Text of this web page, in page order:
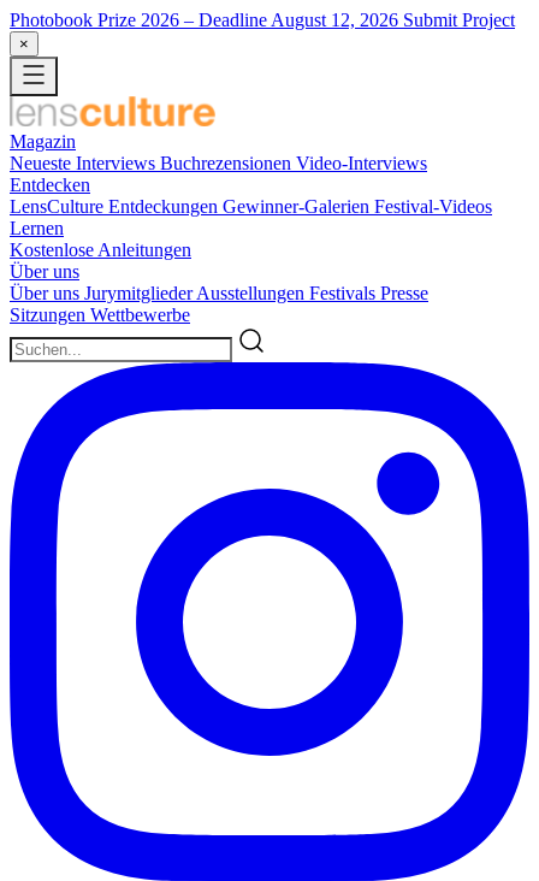
Photobook Prize 2026 – Deadline August 12, 2026 Submit Project
×
Magazin
Neueste Interviews Buchrezensionen Video-Interviews
Entdecken
LensCulture Entdeckungen Gewinner-Galerien Festival-Videos
Lernen
Kostenlose Anleitungen
Über uns
Über uns JurymitgliederAusstellungen Festivals Presse
Sitzungen Wettbewerbe